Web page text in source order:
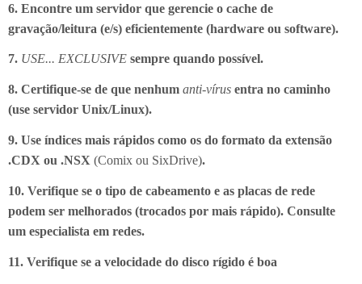
6. Encontre um servidor que gerencie o cache de
gravação/leitura (e/s) eficientemente (hardware ou software).
7. USE... EXCLUSIVE sempre quando possível.
8. Certifique-se de que nenhum anti-vírus entra no caminho
(use servidor Unix/Linux).
9. Use índices mais rápidos como os do formato da extensão
.CDX ou .NSX (Comix ou SixDrive).
10. Verifique se o tipo de cabeamento e as placas de rede
podem ser melhorados (trocados por mais rápido). Consulte
um especialista em redes.
11. Verifique se a velocidade do disco rígido é boa